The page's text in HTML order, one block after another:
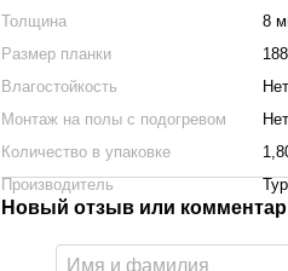
Толщина
8
Размер планки
Влагостойкость
Нет
Монтаж на полы с подогревом
Нет
Количество в упаковке
Производитель
Новый отзыв или